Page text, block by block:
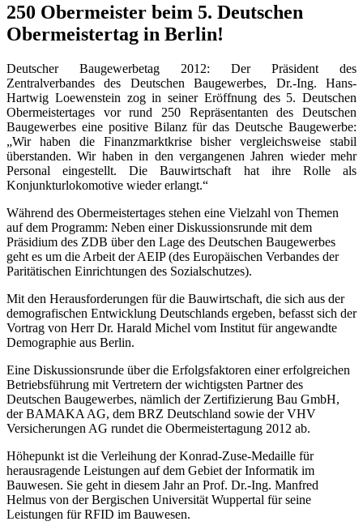
250 Obermeister beim 5. Deutschen
Obermeistertag in Berlin!
Deutscher Baugewerbetag 2012: Der Präsident des
Zentralverbandes des Deutschen Baugewerbes, Dr.-Ing. Hans-
Hartwig Loewenstein zog in seiner Eröffnung des 5. Deutschen
Obermeistertages vor rund 250 Repräsentanten des Deutschen
Baugewerbes eine positive Bilanz für das Deutsche Baugewerbe:
„Wir haben die Finanzmarktkrise bisher vergleichsweise stabil
überstanden.Wir haben in den vergangenen Jahren wieder mehr
Personal eingestellt. Die Bauwirtschaft hat ihre Rolle als
Konjunkturlokomotive wieder erlangt.“
Während des Obermeistertages stehen eine Vielzahl von Themen
auf dem Programm: Neben einer Diskussionsrunde mit dem
Präsidium des ZDB über den Lage des Deutschen Baugewerbes
geht es um die Arbeit der AEIP (des Europäischen Verbandes der
Paritätischen Einrichtungen des Sozialschutzes).
Mit den Herausforderungen für die Bauwirtschaft, die sich aus der
demografischen Entwicklung Deutschlands ergeben, befasst sich der
Vortrag von Herr Dr. Harald Michel vom Institut für angewandte
Demographie aus Berlin.
Eine Diskussionsrunde über die Erfolgsfaktoren einer erfolgreichen
Betriebsführung mit Vertretern der wichtigsten Partner des
Deutschen Baugewerbes, nämlich der Zertifizierung Bau GmbH,
der BAMAKA AG, dem BRZ Deutschland sowie der VHV
Versicherungen AG rundet die Obermeistertagung 2012 ab.
Höhepunkt ist die Verleihung der Konrad-Zuse-Medaille für
herausragende Leistungen auf dem Gebiet der Informatik im
Bauwesen. Sie geht in diesem Jahr an Prof. Dr.-Ing. Manfred
Helmus von der Bergischen Universität Wuppertal für seine
Leistungen für RFID im Bauwesen.